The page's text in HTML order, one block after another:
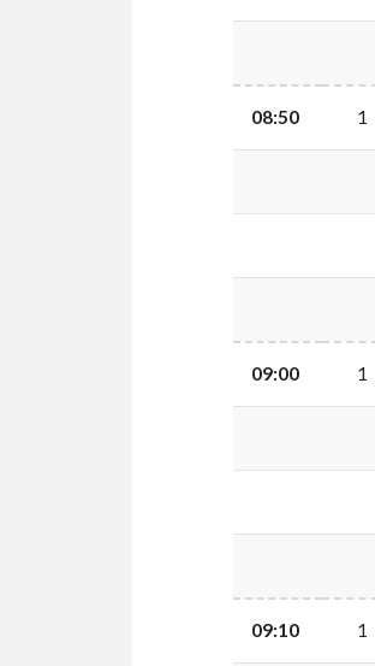
08:50 1
09:00 1
09:10 1